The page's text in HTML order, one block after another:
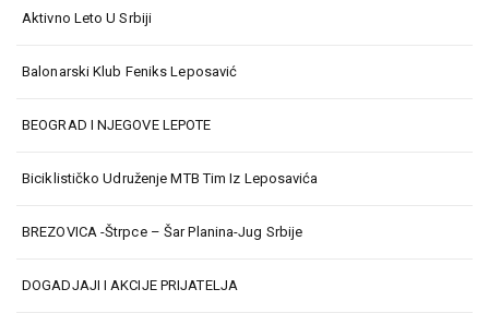
Aktivno Leto U Srbiji
Balonarski Klub Feniks Leposavić
BEOGRAD I NJEGOVE LEPOTE
Biciklističko Udruženje MTB Tim Iz Leposavića
BREZOVICA -Štrpce – Šar Planina-Jug Srbije
DOGADJAJI I AKCIJE PRIJATELJA